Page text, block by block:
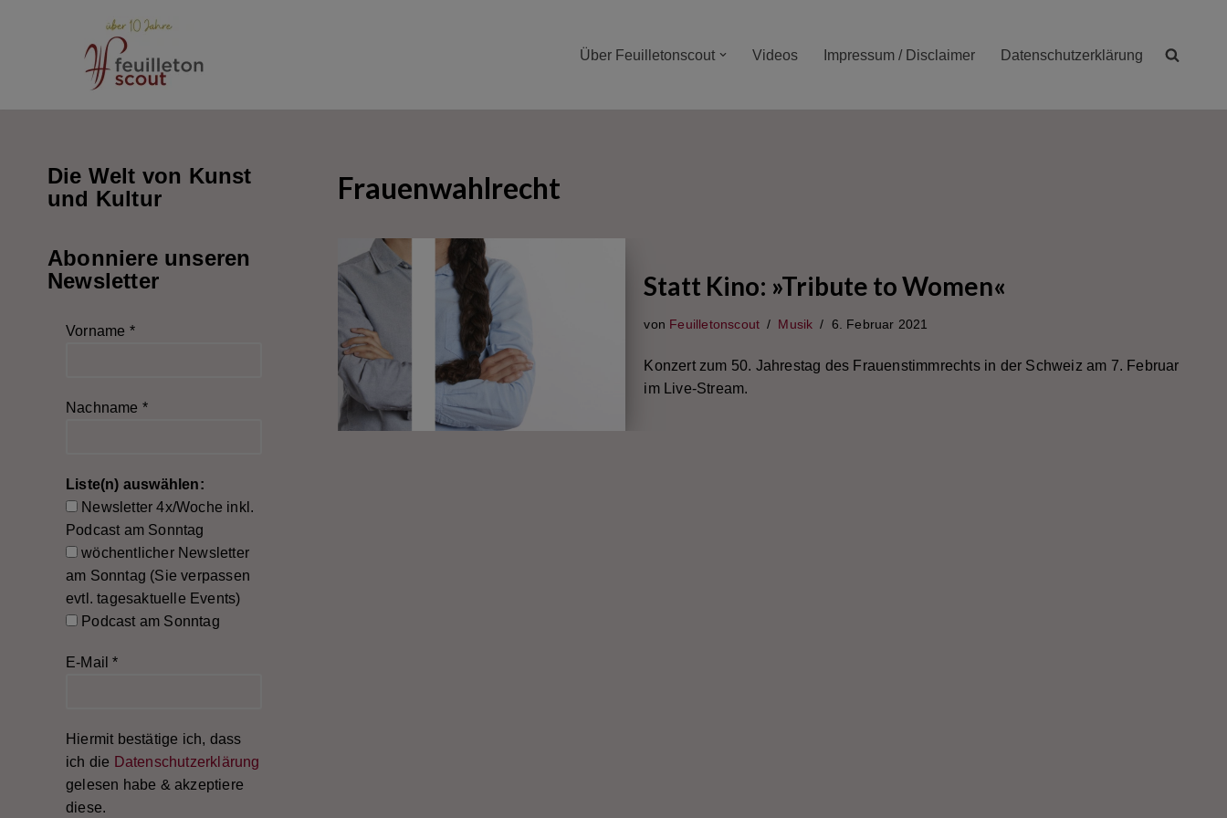
Über Feuilletonscout Videos Impressum / Disclaimer Datenschutzerklärung
Die Welt von Kunst
und Kultur
Abonniere unseren
Newsletter
Vorname *
Nachname *
Liste(n) auswählen:
Newsletter 4x/Woche inkl.
Podcast am Sonntag
wöchentlicher Newsletter
am Sonntag (Sie verpassen
evtl. tagesaktuelle Events)
Podcast am Sonntag
E-Mail*
Hiermit bestätige ich, dass
ich die Datenschutzerklärung
gelesen habe & akzeptiere
diese.
Frauenwahlrecht
Statt Kino: »Tribute to Women«
von Feuilletonscout Musik 6. Februar 2021
Konzert zum 50. Jahrestag des Frauenstimmrechts in der Schweiz am 7. Februar
im Live-Stream.